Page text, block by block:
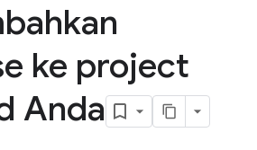
ke project
Anda